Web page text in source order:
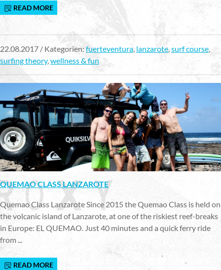
READ MORE
22.08.2017 / Kategorien: fuerteventura lanzarote surf course
surfing theory, wellness & fun
QUEMAO CLASS LANZAROTE
Quemao Class Lanzarote Since 2015 the Quemao Class is held on
the volcanic island of Lanzarote, at one of the riskiest reef-breaks
in Europe: EL QUEMAO. Just 40 minutes and a quick ferry ride
from ...
READ MORE